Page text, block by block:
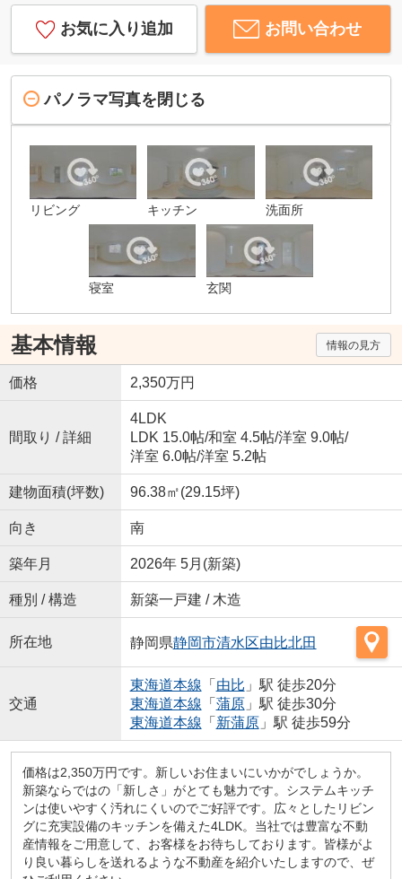
お気に入り追加 お問い合わせ
パノラマ写真を閉じる
リビング キッチン 洗面所
寝室 玄関
基本情報 情報の見方
価格 2,350万円
間取り / 詳細
4LDK
LDK 15.0帖/和室 4.5帖/洋室 9.0帖/
洋室 6.0帖/洋室 5.2帖
建物面積(坪数) 96.38㎡(29.15坪)
向き 南
築年月 2026年 5月(新築)
種別 / 構造 新築一戸建 / 木造
所在地 静岡県静岡市清水区由比北田
交通
東海道本線 「 由比 」駅 徒歩20分
東海道本線 「 蒲原」駅 徒歩30分
東海道本線 「 新蒲原」駅 徒歩59分
価格は2,350万円です。新しいお住まいにいかがでしょうか。
新築ならではの「新しさ」がとても魅力です。システムキッチ
ンは使いやすく汚れにくいのでご好評です。広々としたリビン
グに充実設備のキッチンを備えた4LDK。当社では豊富な不動
産情報をご用意して、お客様をお待ちしております。皆様がよ
り良い暮らしを送れるような不動産を紹介いたしますので、ぜ